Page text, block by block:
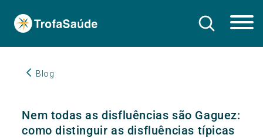
Blog
Nem todas as disfluências são Gaguez:
como distinguir as disfluências típicas